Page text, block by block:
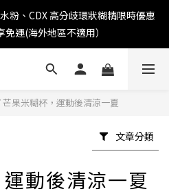
粉、CDX 高分歧環狀糊精限時優惠
運(海外地區不適用）
芒果米糊杯，運動後清涼一夏
文章分類
動後清涼一夏